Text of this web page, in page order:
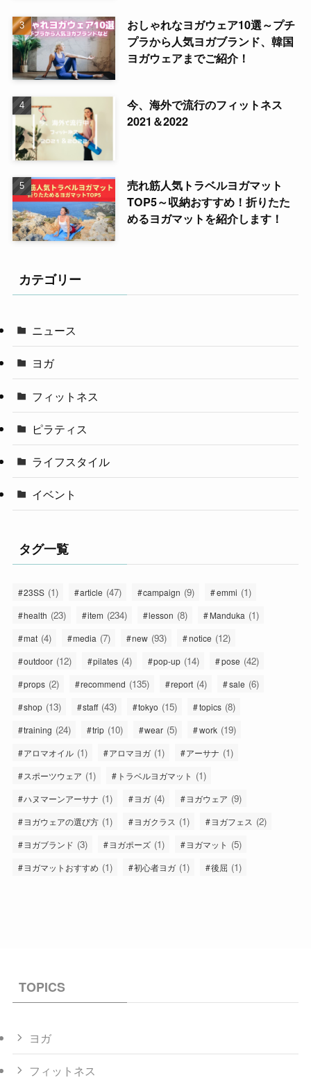
おしゃれなヨガウェア10選～プチ
プラから人気ヨガブランド、韓国
ヨガウェアまでご紹介！
今、海外で流行のフィットネス
2021＆2022
売れ筋人気トラベルヨガマット
TOP5～収納おすすめ！折りたた
めるヨガマットを紹介します！
カテゴリー
ニュース
ヨガ
フィットネス
ピラティス
ライフスタイル
イベント
タグ一覧
23SS (1) article (47) campaign (9) emmi (1)
health (23) item (234) lesson (8) Manduka (1)
mat (4) media (7) new (93) notice (12)
outdoor (12) pilates (4) pop-up (14) pose (42)
props (2) recommend (135) report (4) sale (6)
shop (13) staff (43) tokyo (15) topics (8)
training (24) trip (10) wear (5) work (19)
アロマオイル (1) アロマヨガ (1) アーサナ (1)
スポーツウェア (1) トラベルヨガマット (1)
ハヌマーンアーサナ (1) ヨガ (4) ヨガウェア (9)
ヨガウェアの選び方 (1) ヨガクラス (1) ヨガフェス (2)
ヨガブランド (3) ヨガポーズ (1) ヨガマット (5)
ヨガマットおすすめ (1) 初心者ヨガ (1) 後屈 (1)
TOPICS
ヨガ
フィットネス